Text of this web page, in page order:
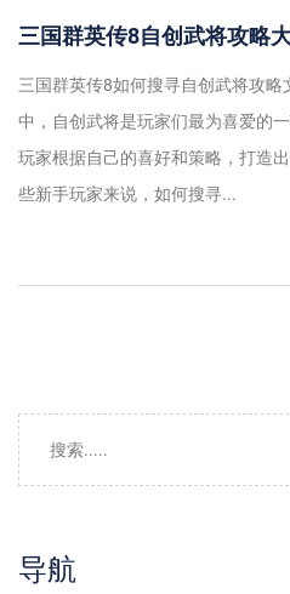
三国群英传8自创武将攻略
三国群英传8如何搜寻自创武将攻略
中，自创武将是玩家们最为喜爱的
玩家根据自己的喜好和策略，打造
些新手玩家来说，如何搜寻...
导航